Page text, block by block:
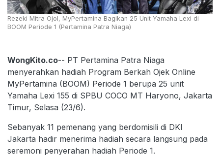
Rezeki Mitra Ojol, MyPertamina Bagikan 25 Unit Yamaha Lexi di
BOOM Periode 1 (Pertamina Patra Niaga)
WongKito.co-- PT Pertamina Patra Niaga
menyerahkan hadiah Program Berkah Ojek Online
MyPertamina (BOOM) Periode 1 berupa 25 unit
Yamaha Lexi 155 di SPBU COCO MT Haryono, Jakarta
Timur, Selasa (23/6).
Sebanyak 11 pemenang yang berdomisili di DKI
Jakarta hadir menerima hadiah secara langsung pada
seremoni penyerahan hadiah Periode 1.